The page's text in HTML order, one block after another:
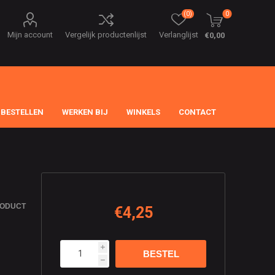
Mijn account Vergelijk productenlijst Verlanglijst
(0) 0
€0,00
WERKEN BIJ WINKELS CONTACT
€4,25
i
h